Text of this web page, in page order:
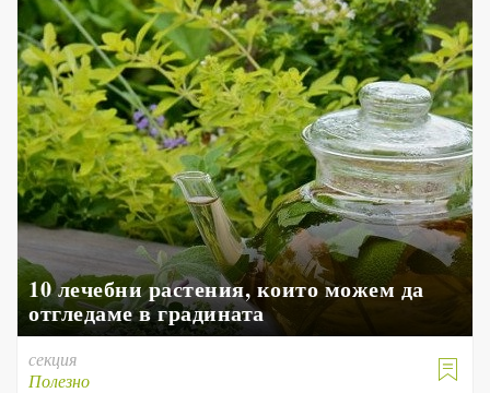
10 лечебни растения, които можем да
отгледаме в градината

секция
Полезно